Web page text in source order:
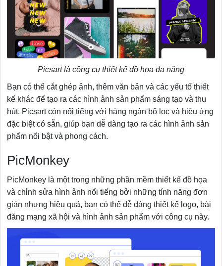
Picsart là công cụ thiết kế đồ họa đa năng
Bạn có thể cắt ghép ảnh, thêm văn bản và các yếu tố thiết
kế khác để tạo ra các hình ảnh sản phẩm sáng tạo và thu
hút. Picsart còn nổi tiếng với hàng ngàn bộ lọc và hiệu ứng
đặc biệt có sẵn, giúp bạn dễ dàng tạo ra các hình ảnh sản
phẩm nổi bật và phong cách.
PicMonkey
PicMonkey là một trong những phần mềm thiết kế đồ họa
và chỉnh sửa hình ảnh nổi tiếng bởi những tính năng đơn
giản nhưng hiệu quả, bạn có thể dễ dàng thiết kế logo, bài
đăng mạng xã hội và hình ảnh sản phẩm với công cụ này.